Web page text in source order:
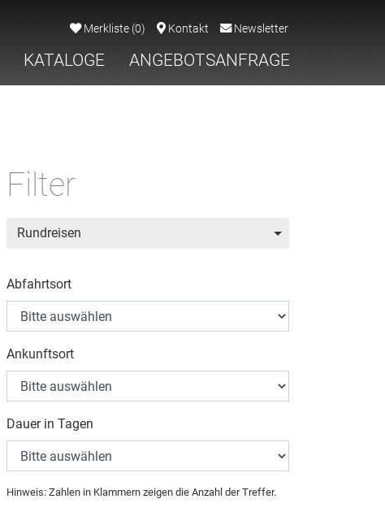
Merkliste (0) Kontakt Newsletter
KATALOGE ANGEBOTSANFRAGE
Filter
Rundreisen
Abfahrtsort
Ankunftsort
Dauer in Tagen
Hinweis: Zahlen in Klammern zeigen die Anzahl der Treffer.